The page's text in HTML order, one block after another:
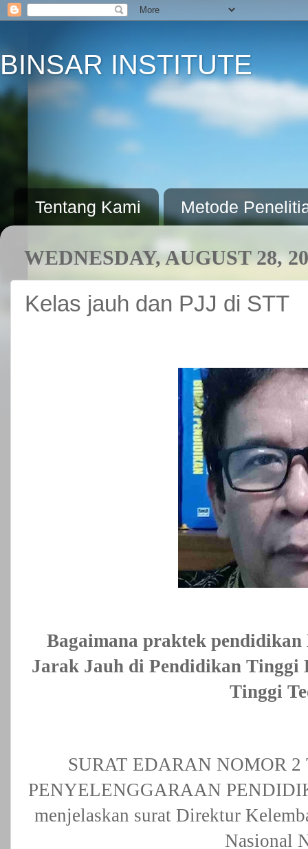
BINSAR INSTITUTE
Tentang Kami Metode
WEDNESDAY, AUGUST 28,
Kelas jauh dan PJJ di STT
Bagaimana praktek
Jarak Jauh di Pendidikan Tinggi
Tinggi
SURAT EDARAN NOMOR 2
PENYELENGGARAAN
menjelaskan surat Direktur
Nasional